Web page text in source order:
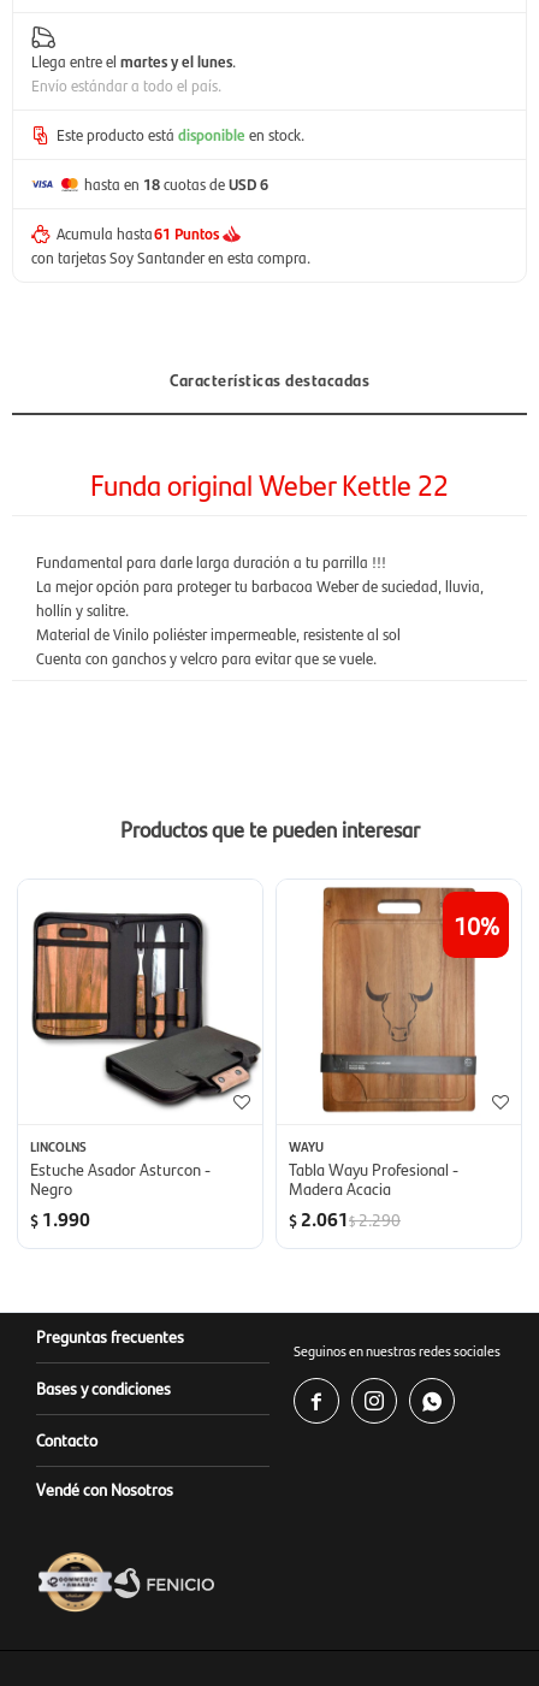
Llega entre el martes y el lunes.
Envío estándar a todo el país.
Este producto está disponible en stock.
hasta en 18cuotas deUSD 6
Acumula hasta61 Puntos
con tarjetas Soy Santander en esta compra.
Características destacadas
Funda original Weber Kettle 22
Fundamental para darle larga duración a tu parrilla !!!
La mejor opción para proteger tu barbacoa Weber de suciedad, lluvia,
hollín y salitre.
Material de Vinilo poliéster impermeable, resistente al sol
Cuenta con ganchos y velcro para evitar que se vuele.
Productos que te pueden interesar
LINCOLNS
Estuche Asador Asturcon -
Negro
$ 1.990
10
WAYU
Tabla Wayu Profesional -
Madera Acacia
$2.061$2.290
Preguntas frecuentes
Bases y condiciones
Contacto
Vendé con Nosotros
Seguinos en nuestras redes sociales
  